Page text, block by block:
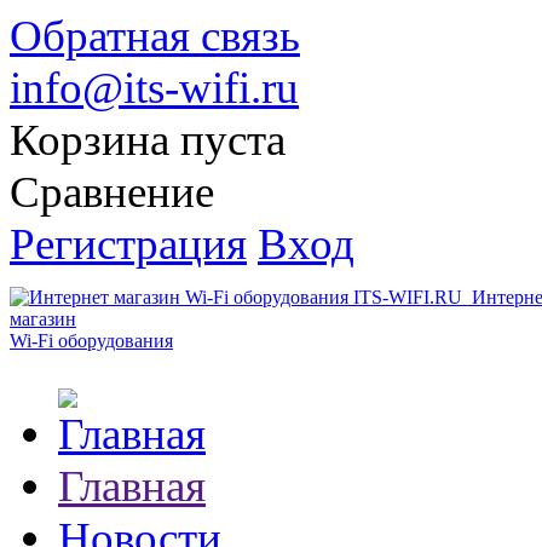
Обратная связь
info@its-wifi.ru
Корзина пуста
Сравнение
Регистрация Вход
магазин
Wi-Fi оборудования
Главная